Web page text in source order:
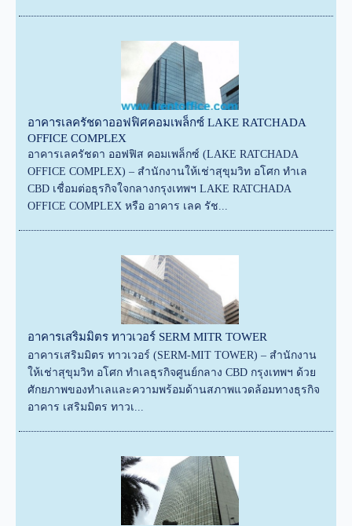
อาคารเลครัชดาออฟฟิศคอมเพล็กซ์ LAKE RATCHADA
OFFICE COMPLEX
อาคารเลครัชดา ออฟฟิส คอมเพล็กซ์ (LAKE RATCHADA
OFFICE COMPLEX) – สำนักงานให้เช่าสุขุมวิท อโศก ทำเล
CBD เชื่อมต่อธุรกิจใจกลางกรุงเทพฯ LAKE RATCHADA
OFFICE COMPLEX หรือ อาคาร เลค รัช...
อาคารเสริมมิตร ทาวเวอร์ SERM MITR TOWER
อาคารเสริมมิตร ทาวเวอร์ (SERM-MIT TOWER) – สำนักงาน
ให้เช่าสุขุมวิท อโศก ทำเลธุรกิจศูนย์กลาง CBD กรุงเทพฯ ด้วย
ศักยภาพของทำเลและความพร้อมด้านสภาพแวดล้อมทางธุรกิจ
อาคาร เสริมมิตร ทาวเ...